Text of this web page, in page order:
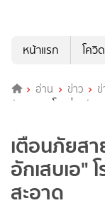
หน้าแรก
โควิ
อ่าน ข่าว
อักเสบเอ" โรคที่มากับอ
เตือนภัยส
อักเสบเอ"
สะอาด